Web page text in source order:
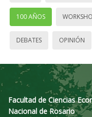
100 AÑOS
DEBATES OPINIÓN
Facultad de Ciencias
Nacional de Rosario